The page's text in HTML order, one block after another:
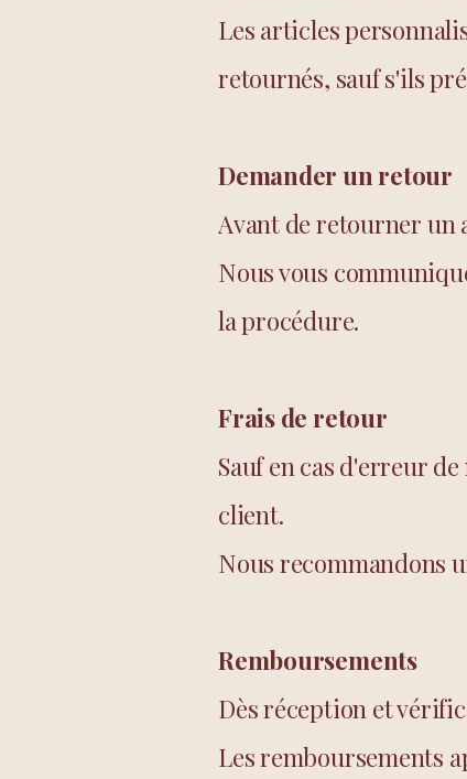
Les articles
retournés, sauf s'ils
Demander un retour
Avant de retourner un
Nous vous
la procédure.
Frais de retour
Sauf en cas d'erreur
client.
Nous recommandons
Remboursements
Dès réception et
Les remboursements